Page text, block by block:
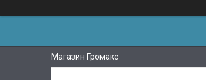
Магазин Громакс